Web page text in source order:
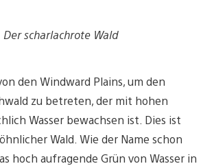
Der scharlachrote Wald
den Windward Plains, um den
zu betreten, der mit hohen
Wasser bewachsen ist. Dies ist
Wald. Wie der Name schon
hoch aufragende Grün von Wasser in